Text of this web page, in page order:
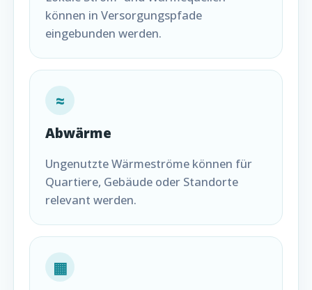
können in Versorgungspfade
eingebunden werden.
≈
Abwärme
Ungenutzte Wärmeströme können für
Quartiere, Gebäude oder Standorte
relevant werden.
▦